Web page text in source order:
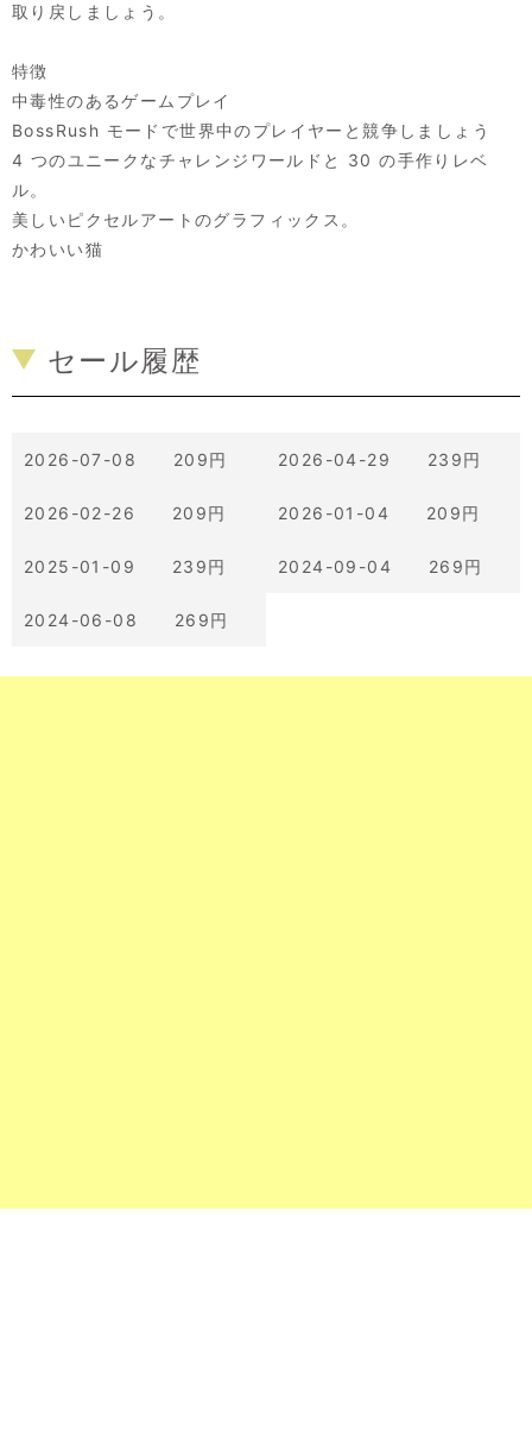
取り戻しましょう。
特徴
中毒性のあるゲームプレイ
BossRush モードで世界中のプレイヤーと競争しましょう
4 つのユニークなチャレンジワールドと 30 の手作りレベ
ル。
美しいピクセルアートのグラフィックス。
かわいい猫
セール履歴
2026-07-08 209円 2026-04-29 239円
2026-02-26 209円 2026-01-04 209円
2025-01-09 239円 2024-09-04 269円
2024-06-08 269円